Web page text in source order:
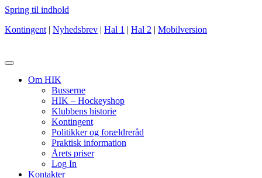
Spring til indhold
Kontingent | Nyhedsbrev | Hal 1 | Hal 2 | Mobilversion
Om HIK
Busserne
HIK – Hockeyshop
Klubbens historie
Kontingent
Politikker og forældreråd
Praktisk information
Årets priser
Log In
Kontakter